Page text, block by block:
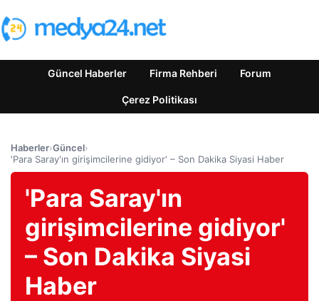
Güncel Haberler Firma Rehberi Forum
Çerez Politikası
Haberler›Güncel›
'Para Saray'ın girişimcilerine gidiyor' – Son Dakika Siyasi Haber
'Para Saray'ın
girişimcilerine gidiyor'
– Son Dakika Siyasi
Haber